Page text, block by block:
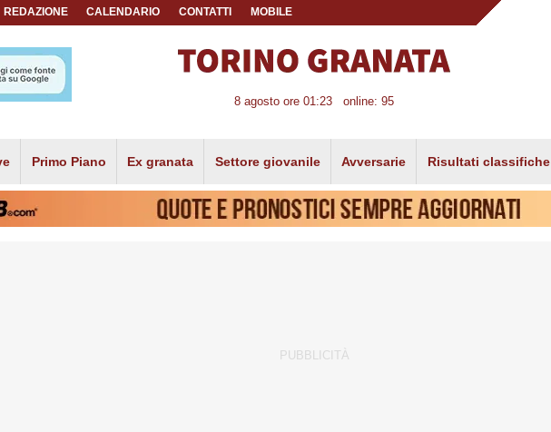
REDAZIONE CALENDARIO CONTATTI MOBILE
8 agosto ore 01:23 online: 95
Primo Piano Ex granata Settore giovanile Avversarie Risultati classifiche